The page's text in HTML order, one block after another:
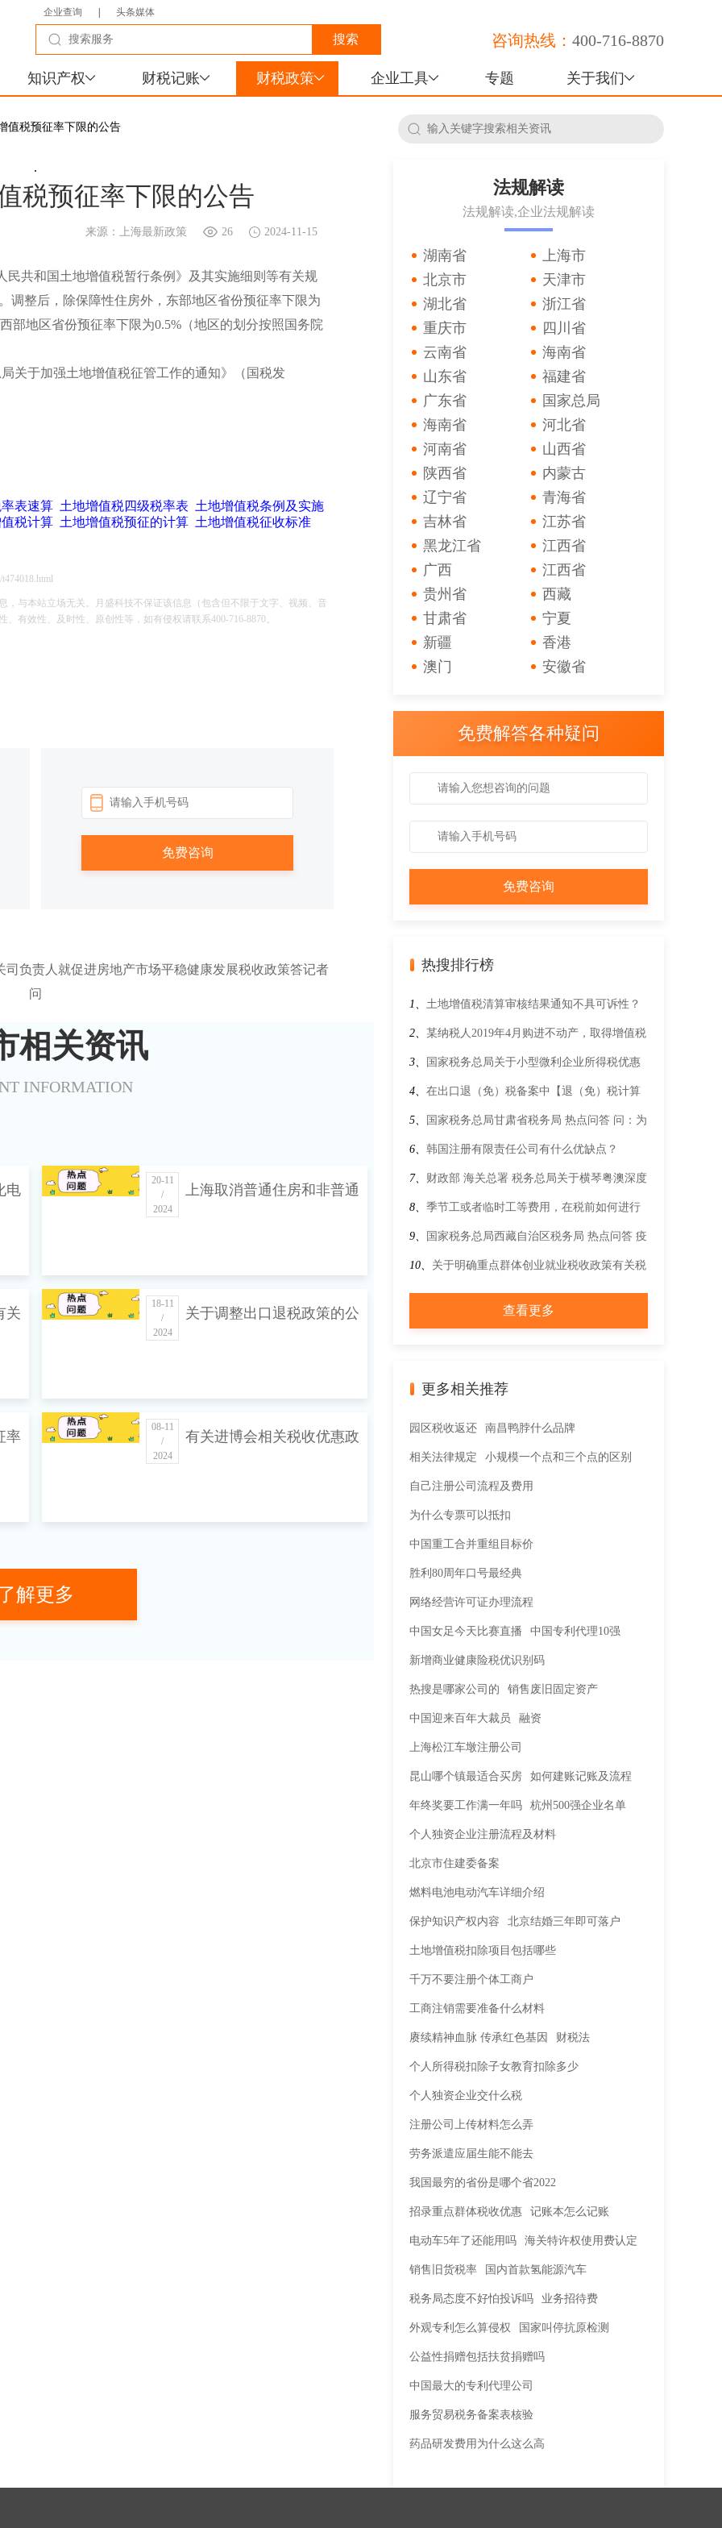
企业查询 头条媒体
咨询热线： 400-716-8870
知识产权 财税记账 财税政策 企业工具 专题 关于我们
值税预征率下限的公告
.
税预征率下限的公告
2024-11-15
26
来源：上海最新政策
共和国土地增值税暂行条例》及其实施细则等有关规
调整后，除保障性住房外，东部地区省份预征率下限为
部地区省份预征率下限为0.5%（地区的划分按照国务院
关于加强土地增值税征管工作的通知》（国税发
表速算 土地增值税四级税率表 土地增值税条例及实施
税计算 土地增值税预征的计算 土地增值税征收标准
与本站立场无关。月盛科技不保证该信息（包含但不限于文字、视频、音
有效性、及时性、原创性等，如有侵权请联系400-716-8870。
负责人就促进房地产市场平稳健康发展税收政策答记者
问
相关资讯
INFORMATION
电
20-11
/
2024
上海取消普通住房和非普通
关
18-11
/
2024
关于调整出口退税政策的公
率
08-11
/
2024
有关进博会相关税收优惠政
解更多
法规解读
法规解读,企业法规解读
湖南省
上海市
北京市
天津市
湖北省
浙江省
重庆市
四川省
云南省
海南省
山东省
福建省
广东省
国家总局
海南省
河北省
河南省
山西省
陕西省
内蒙古
辽宁省
青海省
吉林省
江苏省
黑龙江省
江西省
广西
江西省
贵州省
西藏
甘肃省
宁夏
新疆
香港
澳门
安徽省
免费解答各种疑问
热搜排行榜
1、 土地增值税清算审核结果通知不具可诉性？
2、 某纳税人2019年4月购进不动产，取得增值税
专用发票并已认证，金额1000万元，税额90万
元，应当如何填写增值税纳税申报表？
3、 国家税务总局关于小型微利企业所得税优惠
政策征管问题的公告(国家税务总局公告2022年
第5号)
4、 在出口退（免）税备案中【退（免）税计算
方法】该如何选择呢？
5、 国家税务总局甘肃省税务局 热点问答 问：为
何新增职工的基本医疗保险信息未能在社保费管
理客户端及时显示？
6、 韩国注册有限责任公司有什么优缺点？
7、 财政部 海关总署 税务总局关于横琴粤澳深度
合作区货物有关进出口税收政策的通知
8、 季节工或者临时工等费用，在税前如何进行
扣除？
9、 国家税务总局西藏自治区税务局 热点问答 疫
情防控税收优惠政策热点问答（增值税综合服务
平台类）第二十四期
10、 关于明确重点群体创业就业税收政策有关税
费扣减标准的公告
查看更多
更多相关推荐
园区税收返还 南昌鸭脖什么品牌
相关法律规定 小规模一个点和三个点的区别
自己注册公司流程及费用
为什么专票可以抵扣
中国重工合并重组目标价
胜利80周年口号最经典
网络经营许可证办理流程
中国女足今天比赛直播 中国专利代理10强
新增商业健康险税优识别码
热搜是哪家公司的 销售废旧固定资产
中国迎来百年大裁员 融资
上海松江车墩注册公司
昆山哪个镇最适合买房 如何建账记账及流程
年终奖要工作满一年吗 杭州500强企业名单
个人独资企业注册流程及材料
北京市住建委备案
燃料电池电动汽车详细介绍
保护知识产权内容 北京结婚三年即可落户
土地增值税扣除项目包括哪些
千万不要注册个体工商户
工商注销需要准备什么材料
赓续精神血脉 传承红色基因 财税法
个人所得税扣除子女教育扣除多少
个人独资企业交什么税
注册公司上传材料怎么弄
劳务派遣应届生能不能去
我国最穷的省份是哪个省2022
招录重点群体税收优惠 记账本怎么记账
电动车5年了还能用吗 海关特许权使用费认定
销售旧货税率 国内首款氢能源汽车
税务局态度不好怕投诉吗 业务招待费
外观专利怎么算侵权 国家叫停抗原检测
公益性捐赠包括扶贫捐赠吗
中国最大的专利代理公司
服务贸易税务备案表核验
药品研发费用为什么这么高